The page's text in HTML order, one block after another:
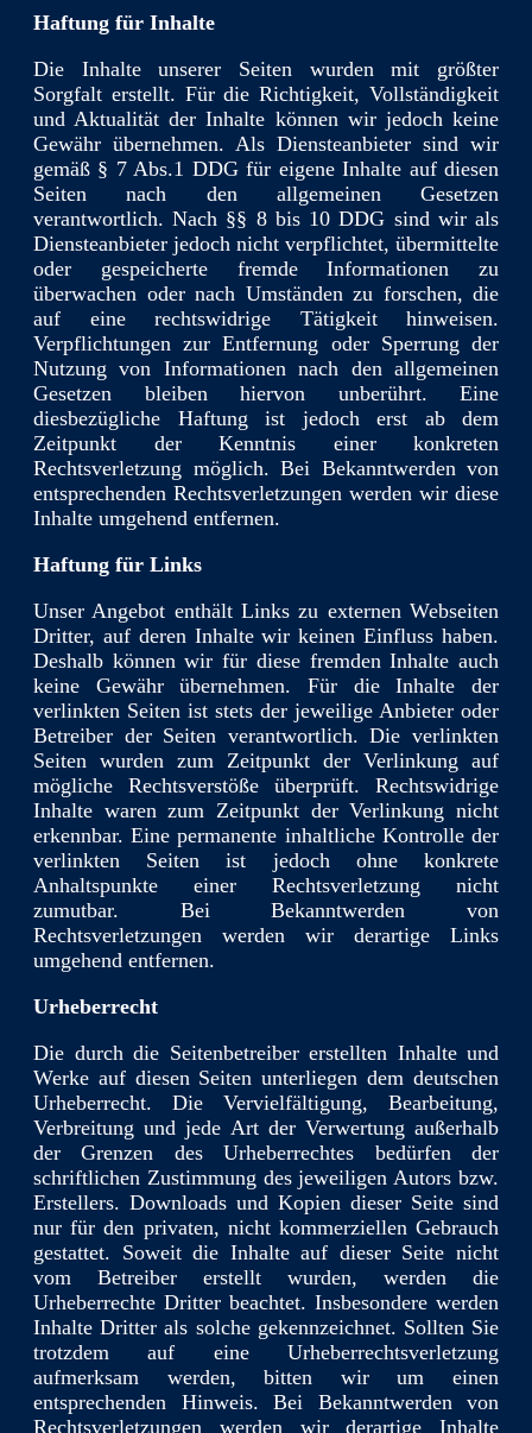
Haftung für Inhalte
Die Inhalte unserer Seiten wurden mit größter
Sorgfalt erstellt. Für die Richtigkeit, Vollständigkeit
und Aktualität der Inhalte können wir jedoch keine
Gewähr übernehmen. Als Diensteanbieter sind wir
gemäß § 7 Abs.1 DDG für eigene Inhalte auf diesen
Seiten nach den allgemeinen Gesetzen
verantwortlich. Nach §§ 8 bis 10 DDG sind wir als
Diensteanbieter jedoch nicht verpflichtet, übermittelte
oder gespeicherte fremde Informationen zu
überwachen oder nach Umständen zu forschen, die
auf eine rechtswidrige Tätigkeit hinweisen.
Verpflichtungen zur Entfernung oder Sperrung der
Nutzung von Informationen nach den allgemeinen
Gesetzen bleiben hiervon unberührt. Eine
diesbezügliche Haftung ist jedoch erst ab dem
Zeitpunkt der Kenntnis einer konkreten
Rechtsverletzung möglich. Bei Bekanntwerden von
entsprechenden Rechtsverletzungen werden wir diese
Inhalte umgehend entfernen.
Haftung für Links
Unser Angebot enthält Links zu externen Webseiten
Dritter, auf deren Inhalte wir keinen Einfluss haben.
Deshalb können wir für diese fremden Inhalte auch
keine Gewähr übernehmen. Für die Inhalte der
verlinkten Seiten ist stets der jeweilige Anbieter oder
Betreiber der Seiten verantwortlich. Die verlinkten
Seiten wurden zum Zeitpunkt der Verlinkung auf
mögliche Rechtsverstöße überprüft. Rechtswidrige
Inhalte waren zum Zeitpunkt der Verlinkung nicht
erkennbar. Eine permanente inhaltliche Kontrolle der
verlinkten Seiten ist jedoch ohne konkrete
Anhaltspunkte einer Rechtsverletzung nicht
zumutbar. Bei Bekanntwerden von
Rechtsverletzungen werden wir derartige Links
umgehend entfernen.
Urheberrecht
Die durch die Seitenbetreiber erstellten Inhalte und
Werke auf diesen Seiten unterliegen dem deutschen
Urheberrecht. Die Vervielfältigung, Bearbeitung,
Verbreitung und jede Art der Verwertung außerhalb
der Grenzen des Urheberrechtes bedürfen der
schriftlichen Zustimmung des jeweiligen Autors bzw.
Erstellers. Downloads und Kopien dieser Seite sind
nur für den privaten, nicht kommerziellen Gebrauch
gestattet. Soweit die Inhalte auf dieser Seite nicht
vom Betreiber erstellt wurden, werden die
Urheberrechte Dritter beachtet. Insbesondere werden
Inhalte Dritter als solche gekennzeichnet. Sollten Sie
trotzdem auf eine Urheberrechtsverletzung
aufmerksam werden, bitten wir um einen
entsprechenden Hinweis. Bei Bekanntwerden von
Rechtsverletzungen werden wir derartige Inhalte